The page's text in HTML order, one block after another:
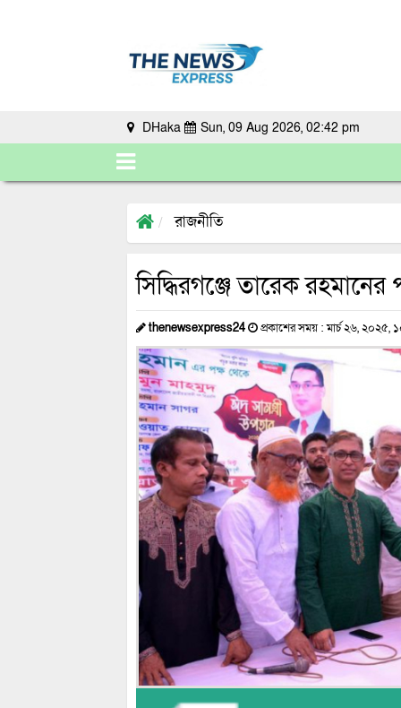
DHaka Sun, 09 Aug 2026, 02:42 pm
রাজনীতি
সিদ্ধিরগঞ্জে তারেক
thenewsexpress24 প্রকাশের সময় : মার্চ ২৬, ২০২৫,